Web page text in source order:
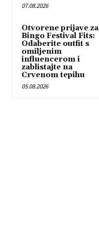
07.08.2026
Otvorene prijave za
Bingo Festival Fits:
Odaberite outfit s
omiljenim
influencerom i
zablistajte na
Crvenom tepihu
05.08.2026